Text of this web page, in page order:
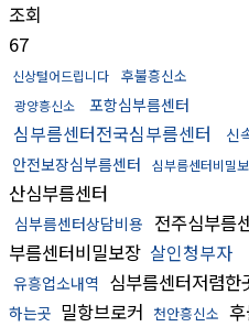
조회
67
신상털어드립니다 후불흥신소
광양흥신소 포항심부름센터
심부름센터전국심부름센터 신
안전보장심부름센터
심부름센터비밀
산심부름센터
심부름센터상담비용 전주심부름
부름센터비밀보장 살인청부자
유흥업소내역 심부름센터저렴한
하는곳 밀항브로커 천안흥신소